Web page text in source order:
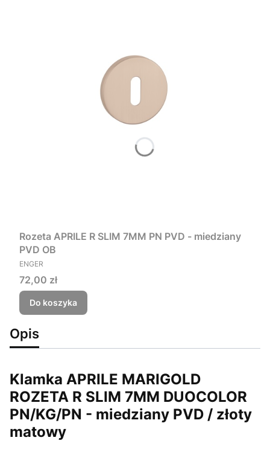
Rozeta APRILE R SLIM 7MM PN PVD - miedziany
PVD OB
PRODUCENT
ENGER
Cena
72,00 zł
Do koszyka
Opis
Klamka APRILE MARIGOLD
ROZETA R SLIM 7MM DUOCOLOR
PN/KG/PN - miedziany PVD / złoty
matowy